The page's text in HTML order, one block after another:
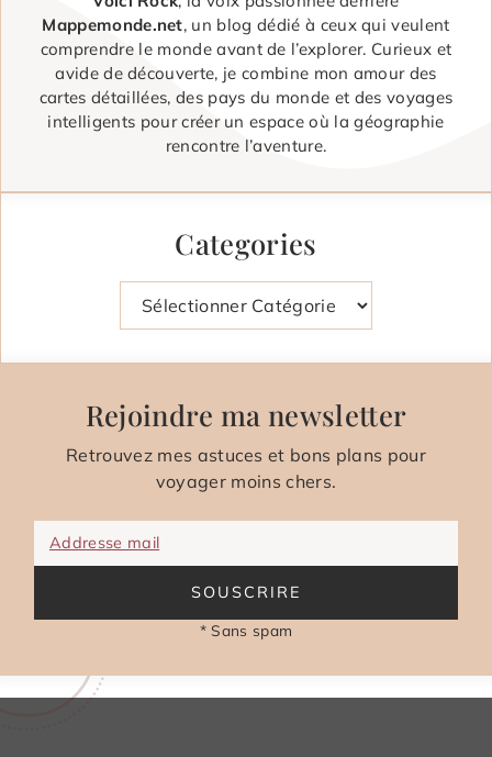
Mappemonde.net, un blog dédié à ceux qui veulent
comprendre le monde avant de l’explorer. Curieux et
avide de découverte, je combine mon amour des
cartes détaillées, des pays du monde et des voyages
intelligents pour créer un espace où la géographie
rencontre l’aventure.
Categories
Catégories
Rejoindre ma newsletter
Retrouvez mes astuces et bons plans pour
voyager moins chers.
Addresse mail
SOUSCRIRE
* Sans spam